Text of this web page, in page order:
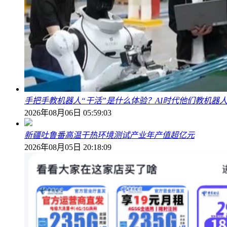
手把手教机器人“干活”是什么体验？AI时代他们教机器
2026年08月06日 05:59:03
新疆吐鲁番高温干热环境测试产业年产值超亿元
2026年08月05日 20:18:09